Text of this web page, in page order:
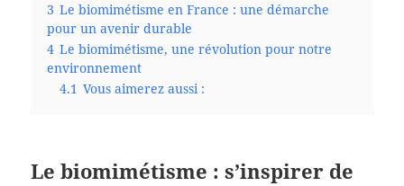
3 Le biomimétisme en France : une démarche
pour un avenir durable
4 Le biomimétisme, une révolution pour notre
environnement
4.1 Vous aimerez aussi :
Le biomimétisme : s’inspirer de